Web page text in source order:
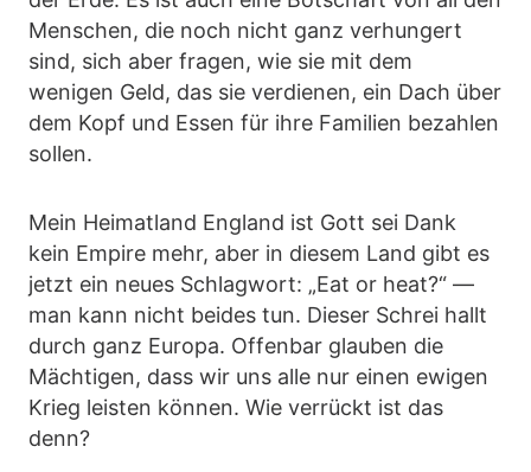
Menschen, die noch nicht ganz verhungert
sind, sich aber fragen, wie sie mit dem
wenigen Geld, das sie verdienen, ein Dach über
dem Kopf und Essen für ihre Familien bezahlen
sollen.
Mein Heimatland England ist Gott sei Dank
kein Empire mehr, aber in diesem Land gibt es
jetzt ein neues Schlagwort: „Eat or heat?“ ―
man kann nicht beides tun. Dieser Schrei hallt
durch ganz Europa. Offenbar glauben die
Mächtigen, dass wir uns alle nur einen ewigen
Krieg leisten können. Wie verrückt ist das
denn?